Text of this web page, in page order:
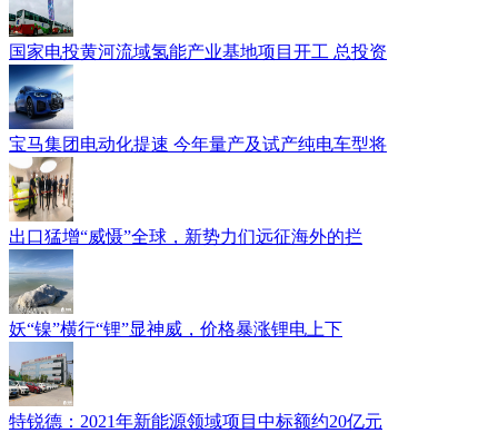
国家电投黄河流域氢能产业基地项目开工 总投资
宝马集团电动化提速 今年量产及试产纯电车型将
出口猛增“威慑”全球，新势力们远征海外的拦
妖“镍”横行“锂”显神威，价格暴涨锂电上下
特锐德：2021年新能源领域项目中标额约20亿元